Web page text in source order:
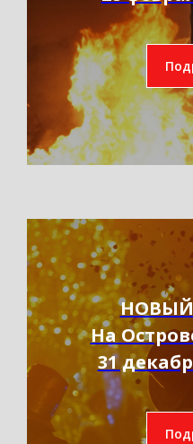
НОВЫЙ
На
31